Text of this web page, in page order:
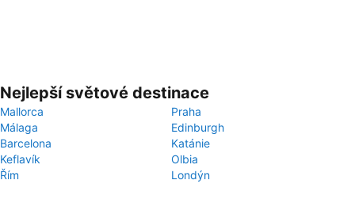
Nejlepší světové destinace
Mallorca
Praha
Málaga
Edinburgh
Barcelona
Katánie
Keflavík
Olbia
Řím
Londýn